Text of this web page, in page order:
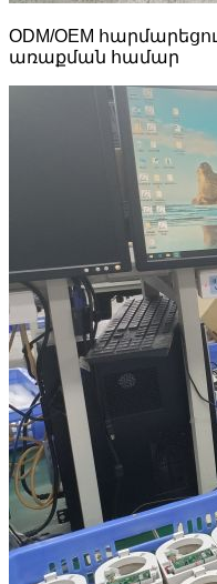
ODM/OEM
առաքման համար